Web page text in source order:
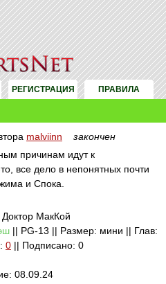
РЕГИСТРАЦИЯ ПРАВИЛА
malviinn
закончен
причинам идут к
все дело в непонятных почти
и Спока.
МакКой
|| PG-13 || Размер: мини || Глав:
0 || Подписано: 0
08.09.24